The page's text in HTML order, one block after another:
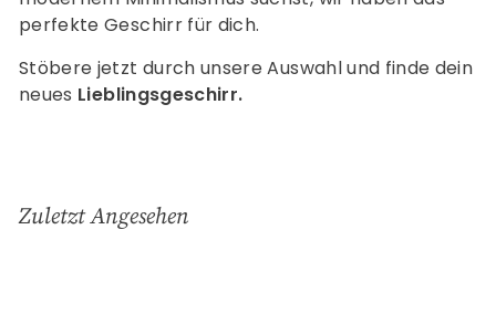
perfekte Geschirr für dich.
Stöbere jetzt durch unsere Auswahl und finde dein
neues Lieblingsgeschirr.
Zuletzt Angesehen